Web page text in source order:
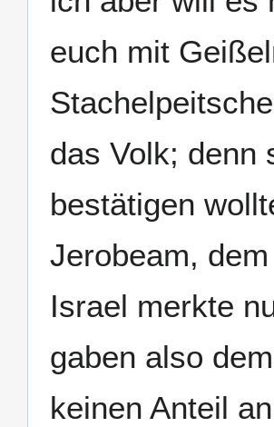
euch mit
das Volk; denn
bestätigen
Jerobeam,
Israel merkte
gaben also
keinen Anteil